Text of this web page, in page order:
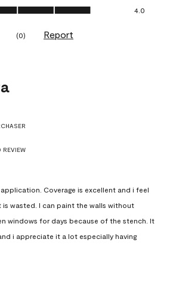
4.0 out of 5 4.0
(0) Report
REVIEW
Coverage is excellent and i feel
wasted. I can paint the walls without
windows for days because of the stench. It
i appreciate it a lot especially having